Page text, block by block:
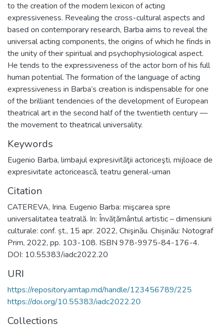
to the creation of the modern lexicon of acting
expressiveness. Revealing the cross-cultural aspects and
based on contemporary research, Barba aims to reveal the
universal acting components, the origins of which he finds in
the unity of their spiritual and psychophysiological aspect.
He tends to the expressiveness of the actor born of his full
human potential. The formation of the language of acting
expressiveness in Barba’s creation is indispensable for one
of the brilliant tendencies of the development of European
theatrical art in the second half of the twentieth century —
the movement to theatrical universality.
Keywords
Eugenio Barba, limbajul expresivităţii actoriceşti, mijloace de
expresivitate actoricească, teatru general-uman
Citation
CATEREVA, Irina. Eugenio Barba: mişcarea spre
universalitatea teatrală. In: Învățământul artistic – dimensiuni
culturale: conf. șt., 15 apr. 2022, Chişinău. Chișinău: Notograf
Prim, 2022, pp. 103-108. ISBN 978-9975-84-176-4.
DOI: 10.55383/iadc2022.20
URI
https://repository.amtap.md/handle/123456789/225
https://doi.org/10.55383/iadc2022.20
Collections